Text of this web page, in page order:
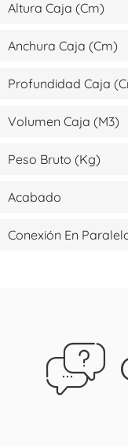
Altura Caja (cm)
Anchura Caja (cm)
Profundidad Caja
Volumen Caja (m3)
Peso Bruto (kg)
Acabado
Conexión En